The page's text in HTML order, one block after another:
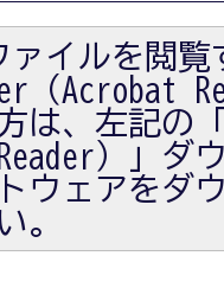
ァイルを閲
（Acrobat
は、左記の
）」ダ
ウェアをダ
。